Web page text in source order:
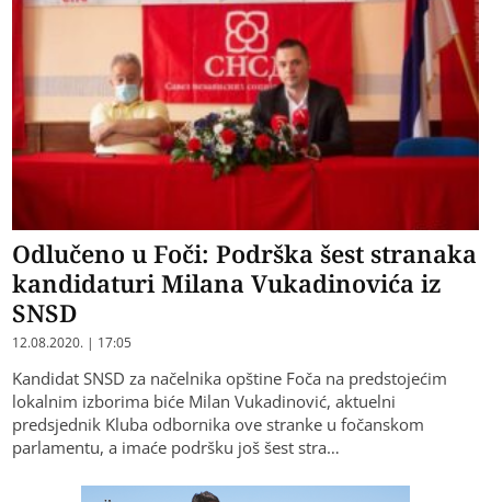
Odlučeno u Foči: Podrška šest stranaka
kandidaturi Milana Vukadinovića iz
SNSD
12.08.2020. | 17:05
Kandidat SNSD za načelnika opštine Foča na predstojećim
lokalnim izborima biće Milan Vukadinović, aktuelni
predsjednik Kluba odbornika ove stranke u fočanskom
parlamentu, a imaće podršku još šest stra…